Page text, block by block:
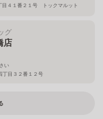
目４１番２１号 トックマルット
グ
店
い
丁目３２番１２号